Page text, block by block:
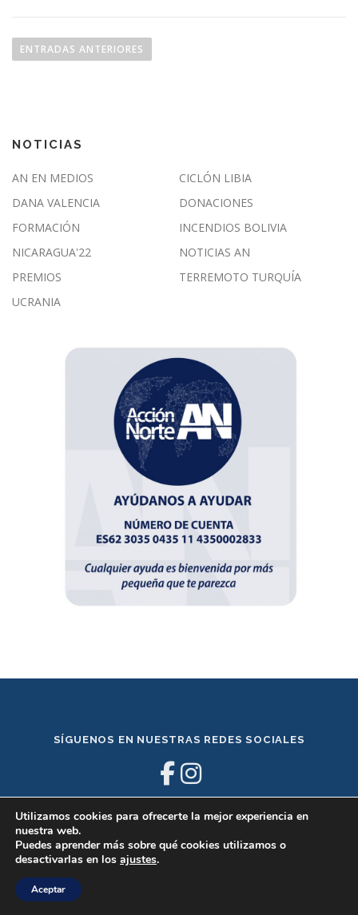
a
c
i
ó
d
e
e
n
ENTRADAS ANTERIORES
NOTICIAS
AN EN MEDIOS
CICLÓN LIBIA
DANA VALENCIA
DONACIONES
FORMACIÓN
INCENDIOS BOLIVIA
NICARAGUA'22
NOTICIAS AN
PREMIOS
TERREMOTO TURQUÍA
UCRANIA
SÍGUENOS EN NUESTRAS REDES SOCIALES
Copyright © 2023 AccionNorte -
Utilizamos cookies para ofrecerte la mejor experiencia en
nuestra web.
Puedes aprender más sobre qué cookies utilizamos o
desactivarlas en los ajustes.
Aceptar